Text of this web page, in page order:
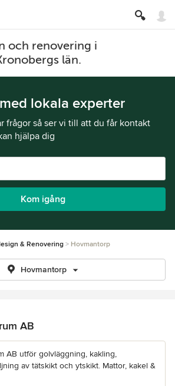
och renovering i
län.
lokala experter
frågor så ser vi till att du får kontakt
hjälpa dig
Kom igång
& Renovering Hovmantorp
Hovmantorp
AB
AB utför golvläggning, kakling,
av tätskikt och ytskikt. Mattor, kakel &